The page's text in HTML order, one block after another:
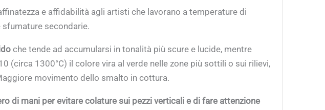
e affidabilità agli artisti che lavorano a temperature di
secondarie.
che tende ad accumularsi in tonalità più scure e lucide, mentre
(circa 1300°C) il colore vira al verde nelle zone più sottili o sui rilievi,
movimento dello smalto in cottura.
di mani per evitare colature sui pezzi verticali e di fare attenzione